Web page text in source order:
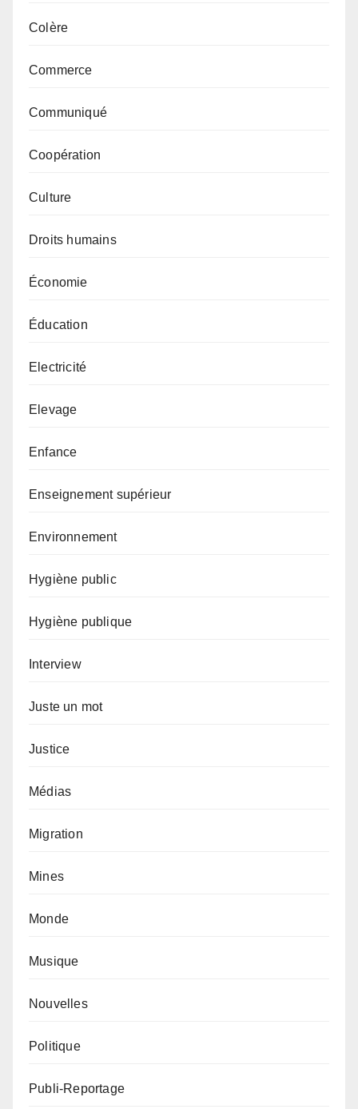
Colère
Commerce
Communiqué
Coopération
Culture
Droits humains
Économie
Éducation
Electricité
Elevage
Enfance
Enseignement supérieur
Environnement
Hygiène public
Hygiène publique
Interview
Juste un mot
Justice
Médias
Migration
Mines
Monde
Musique
Nouvelles
Politique
Publi-Reportage